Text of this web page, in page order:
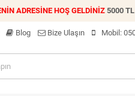
ADRESİNE HOŞ GELDİNİZ 5000
Blog Bize Ulaşın Mobil: